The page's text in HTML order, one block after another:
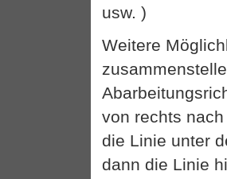
usw. )
Weitere
von rechts
die Linie unter
dann die Linie